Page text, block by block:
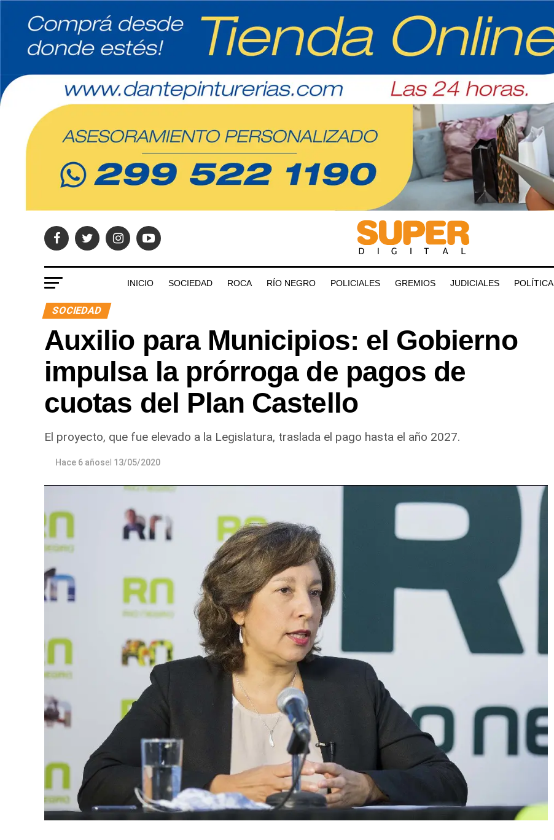
INICIO SOCIEDAD ROCA RÍO NEGRO POLICIALES GREMIOS JUDICIALES POLÍTICA
SOCIEDAD
Auxilio para Municipios: el Gobierno
impulsa la prórroga de pagos de
cuotas del Plan Castello
El proyecto, que fue elevado a la Legislatura, traslada el pago hasta el año 2027.
Hace 6 añosel 13/05/2020